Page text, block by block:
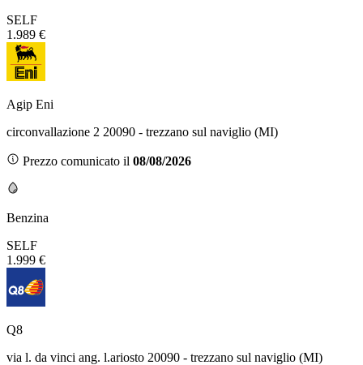
SELF
1.989 €
Agip Eni
circonvallazione 2 20090 - trezzano sul naviglio (MI)
Prezzo comunicato il 08/08/2026
Benzina
SELF
1.999 €
Q8
via l. da vinci ang. l.ariosto 20090 - trezzano sul naviglio (MI)